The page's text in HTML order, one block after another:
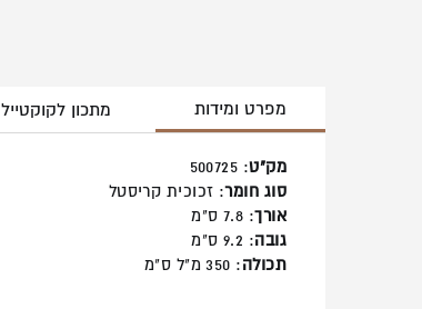
מפרט ומידות מתכון לקוקטייל
מק"ט: 500725
סוג חומר: זכוכית קריסטל
אורך: 7.8 ס"מ
גובה: 9.2 ס"מ
תכולה: 350 מ"ל ס"מ